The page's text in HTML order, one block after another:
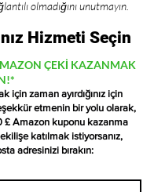
olmadığını unutmayın.
Hizmeti Seçin
ÇEKİ KAZANMAK
için zaman ayırdığınız için
etmenin bir yolu olarak,
£ Amazon kuponu kazanma
katılmak istiyorsanız,
adresinizi bırakın: